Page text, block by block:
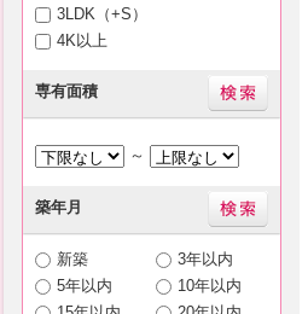
3LDK（+S）
4K以上
専有面積
～
築年月
新築
3年以内
5年以内
10年以内